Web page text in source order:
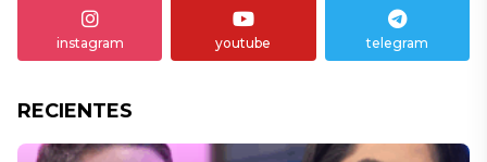
instagram youtube telegram
RECIENTES